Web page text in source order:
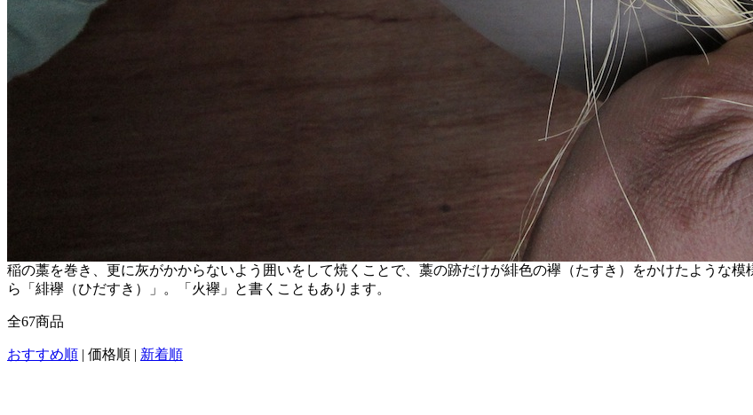
稲の藁を巻き、更に灰がかからないよう囲いをして焼くことで、藁の跡だけが緋色の襷（たすき）をかけたような
ら「緋襷（ひだすき）」。「火襷」と書くこともあります。
全67商品
おすすめ順 | 価格順 | 新着順